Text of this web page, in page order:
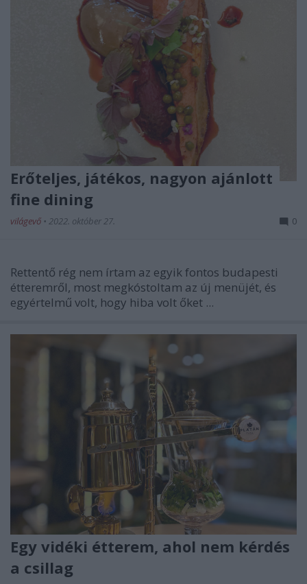
Erőteljes, játékos, nagyon ajánlott
fine dining
világevő • 2022. október 27. 0
Rettentő rég nem írtam az egyik fontos budapesti
étteremről, most megkóstoltam az új menüjét, és
egyértelmű volt, hogy hiba volt őket ...
Egy vidéki étterem, ahol nem kérdés
a csillag